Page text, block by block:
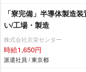
「寮完備」半導体製造
い/工場・製造
株式会社京栄センター
時給1,650円
派遣社員 / 東京都